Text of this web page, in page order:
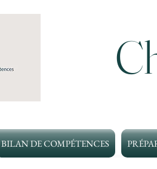
BILAN DE COMPÉTENCES